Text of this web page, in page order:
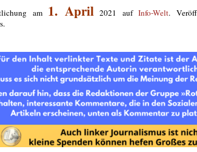
am 1. April2021 aufInfo-Welt.